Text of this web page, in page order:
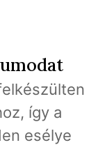
így a
esélye